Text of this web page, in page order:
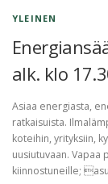
YLEINEN
alk. klo
Asiaa energiasta,
ratkaisuista.
koteihin, yrityksiin,
uusiutuvaan. Vapaa
kiinnostuneille;